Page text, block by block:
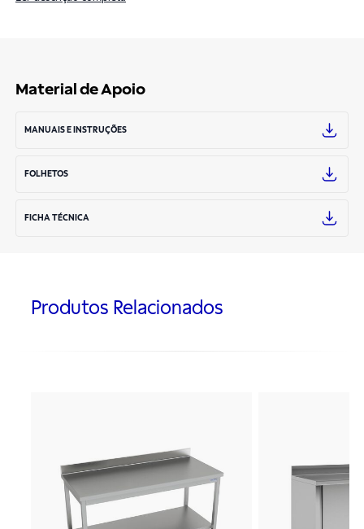
Material de Apoio
MANUAIS E INSTRUÇÕES
FOLHETOS
FICHA TÉCNICA
Produtos Relacionados